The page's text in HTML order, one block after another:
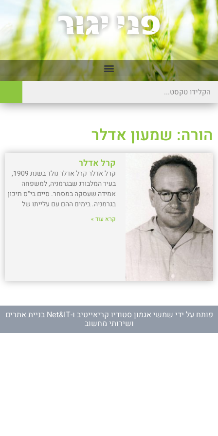
הורה: שמעון אדלר
קרל אדלר
קרל אדלר קרל אדלר נולד בשנת 1909,
בעיר המלבורג שבגרמניה, למשפחה
אמידה שעסקה במסחר. סיים בי"ס תיכון
בגרמניה. בימים ההם עם עלייתו של
קרא עוד »
פותח על ידי שמשי אגמון סטודיו קריאייטיב ו- Net&IT בניית אתרים
ושירותי מחשוב